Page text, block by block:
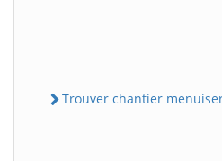
Trouver chantier